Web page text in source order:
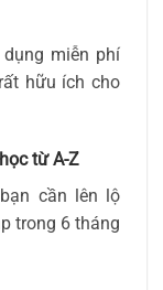
miễn phí
rất hữu ích cho
từ A-Z
cần lên lộ
trong 6 tháng